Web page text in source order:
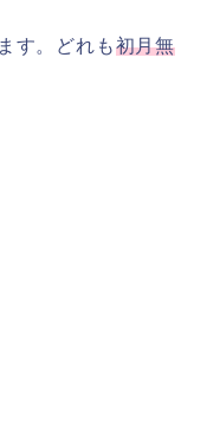
す。どれも初月無